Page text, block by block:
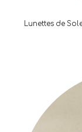
Lunettes de